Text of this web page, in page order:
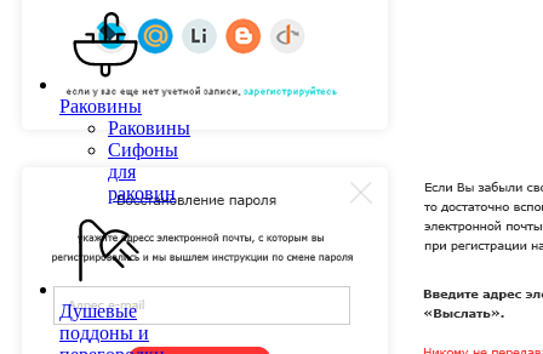
Раковины
Раковины
Сифоны
для
раковин
Душевые
поддоны и